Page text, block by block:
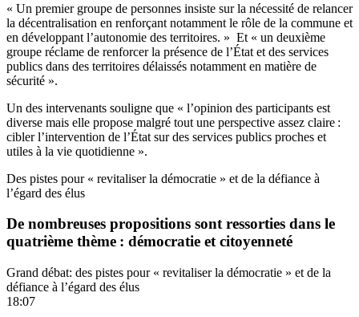
« Un premier groupe de personnes insiste sur la nécessité de relancer
la décentralisation en renforçant notamment le rôle de la commune et
en développant l’autonomie des territoires. » Et « un deuxième
groupe réclame de renforcer la présence de l’État et des services
publics dans des territoires délaissés notamment en matière de
sécurité ».
Un des intervenants souligne que « l’opinion des participants est
diverse mais elle propose malgré tout une perspective assez claire :
cibler l’intervention de l’État sur des services publics proches et
utiles à la vie quotidienne ».
Des pistes pour « revitaliser la démocratie » et de la défiance à
l’égard des élus
De nombreuses propositions sont ressorties dans le
quatrième thème : démocratie et citoyenneté
Grand débat: des pistes pour « revitaliser la démocratie » et de la
défiance à l’égard des élus
18:07